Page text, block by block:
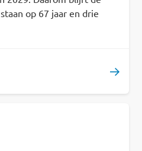
op 67 jaar en drie